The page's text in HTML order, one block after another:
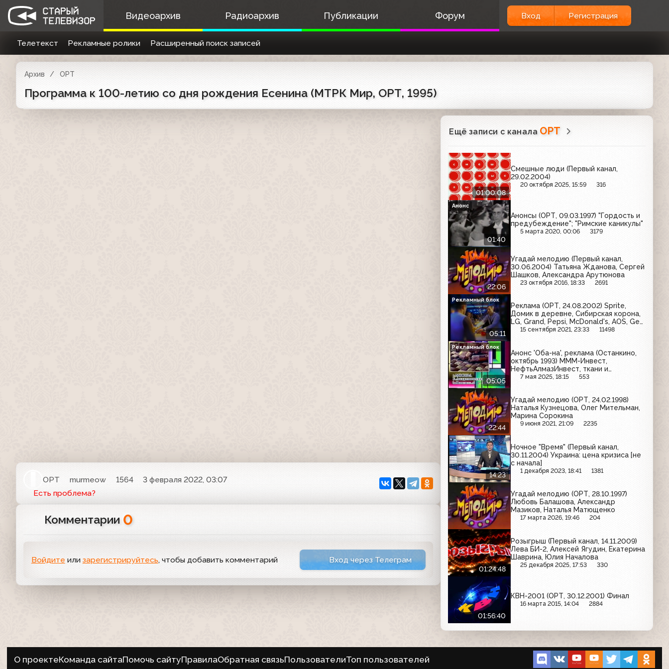
Видеоархив Радиоархив Публикации Форум Вход Регистрация
Телетекст Рекламные ролики Расширенный поиск записей
Архив ОРТ
Программа к 100-летию со дня рождения Есенина (МТРК Мир, ОРТ, 1995)
ОРТ murmeow 1564
3 февраля 2022, 03:07
Есть проблема?
Комментарии 0
Войдите или зарегистрируйтесь, чтобы добавить комментарий Вход через Телеграм
Ещё записи с канала ОРТ
01:00:08
Смешные люди (Первый канал,
29.02.2004)
20 октября 2025, 15:59 316
01:40
Анонсы (ОРТ, 09.03.1997) "Гордость и
предубеждение"; "Римские каникулы"
5 марта 2020, 00:06 3179
Анонс
22:06
Угадай мелодию (Первый канал,
30.06.2004) Татьяна Жданова, Сергей
Шашков, Александра Арутюнова
23 октября 2016, 18:33 2691
05:11
Реклама (ОРТ, 24.08.2002) Sprite,
Домик в деревне, Сибирская корона,
LG, Grand, Pepsi, McDonald's, AOS, Gee
Jay, Балтимор, Herbal Essences, Coca-
15 сентября 2021, 23:33 11498
Рекламный блок
05:05
Анонс 'Оба-на', реклама (Останкино,
октябрь 1993) МММ-Инвест,
НефтьАлмазИнвест, ткани и
гобелены, Smirnoff, Вега-С, West,
7 мая 2025, 18:15 553
Рекламный блок
22:44
Угадай мелодию (ОРТ, 24.02.1998)
Наталья Кузнецова, Олег Мительман,
Марина Сорокина
9 июня 2021, 21:09 2235
14:23
Ночное "Время" (Первый канал,
30.11.2004) Украина: цена кризиса [не
с начала]
1 декабря 2023, 18:41 1381
Угадай мелодию (ОРТ, 28.10.1997)
Любовь Балашова, Александр
Мазиков, Наталья Матющенко
17 марта 2026, 19:46 204
01:24:48
Розыгрыш (Первый канал, 14.11.2009)
Лева БИ-2, Алексей Ягудин, Екатерина
Шаврина, Юлия Началова
25 декабря 2025, 17:53 330
01:56:40
КВН-2001 (ОРТ, 30.12.2001) Финал
16 марта 2015, 14:04 2884
О проектеКоманда сайтаПомочь сайтуПравилаОбратная связьПользователиТоп пользователей